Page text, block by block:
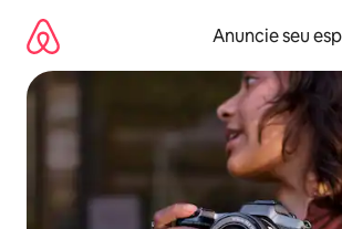
para
conteúdo
Anuncie seu